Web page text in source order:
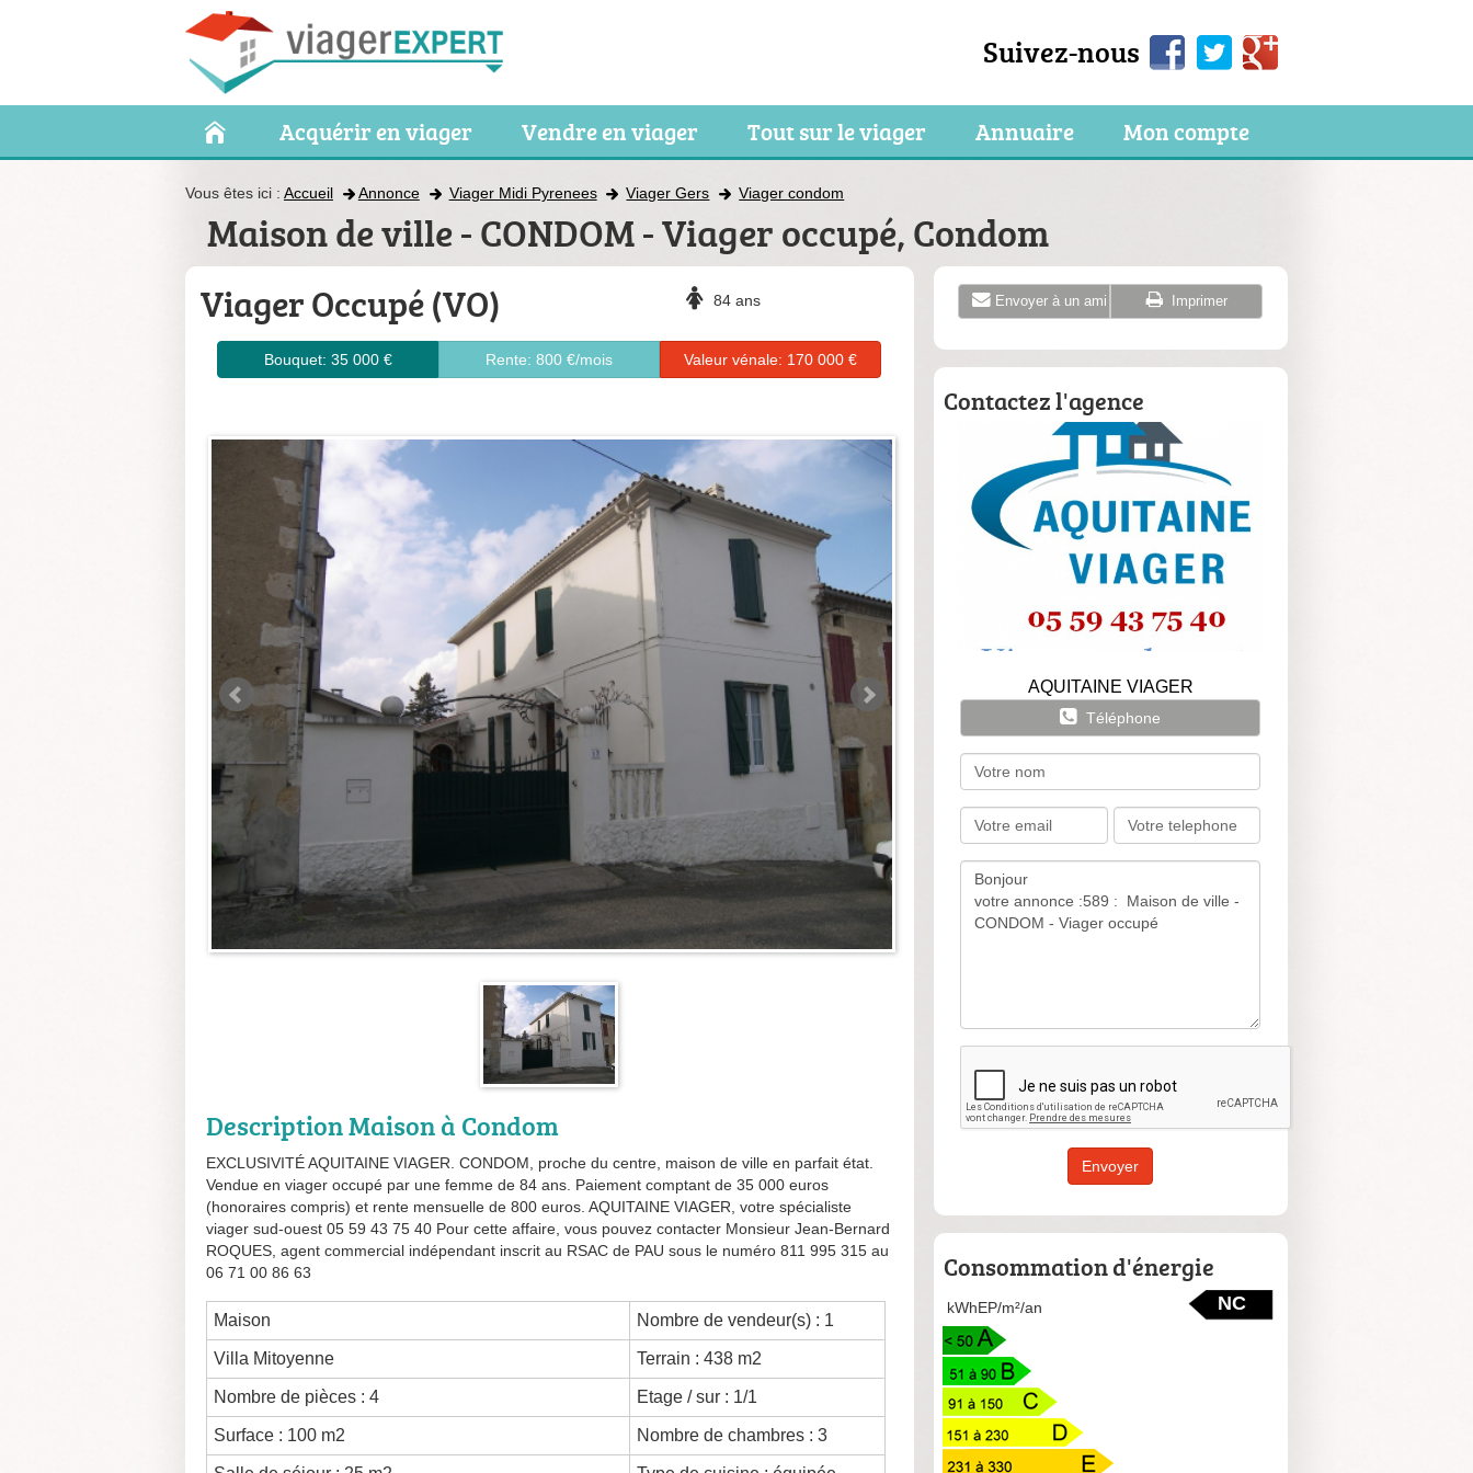
Suivez-nous
Acquérir en viager Vendre en viager Tout sur le viager Annuaire Mon compte
Vous êtes ici : Accueil Annonce Viager Midi Pyrenees Viager Gers Viager condom
Maison de ville - CONDOM - Viager occupé, Condom
Viager Occupé (VO) 84 ans
Bouquet: 35 000 € Rente: 800 €/mois Valeur vénale: 170 000 €
Description Maison à Condom
EXCLUSIVITÉ AQUITAINE VIAGER. CONDOM, proche du centre, maison de ville en parfait état.
Vendue en viager occupé par une femme de 84 ans. Paiement comptant de 35 000 euros
(honoraires compris) et rente mensuelle de 800 euros. AQUITAINE VIAGER, votre spécialiste
viager sud-ouest 05 59 43 75 40 Pour cette affaire, vous pouvez contacter Monsieur Jean-Bernard
ROQUES, agent commercial indépendant inscrit au RSAC de PAU sous le numéro 811 995 315 au
06 71 00 86 63
Maison Nombre de vendeur(s) : 1
Villa Mitoyenne Terrain : 438 m2
Nombre de pièces : 4 Etage / sur : 1/1
Surface : 100 m2 Nombre de chambres : 3
Envoyer à un ami Imprimer
Contactez l'agence
AQUITAINE VIAGER
Téléphone
Envoyer
Consommation d'énergie
kWhEP/m²/an NC